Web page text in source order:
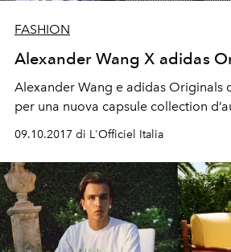
FASHION
Alexander Wang X adidas
Alexander Wang e adidas Originals
per una nuova capsule collection
09.10.2017 di L'Officiel Italia